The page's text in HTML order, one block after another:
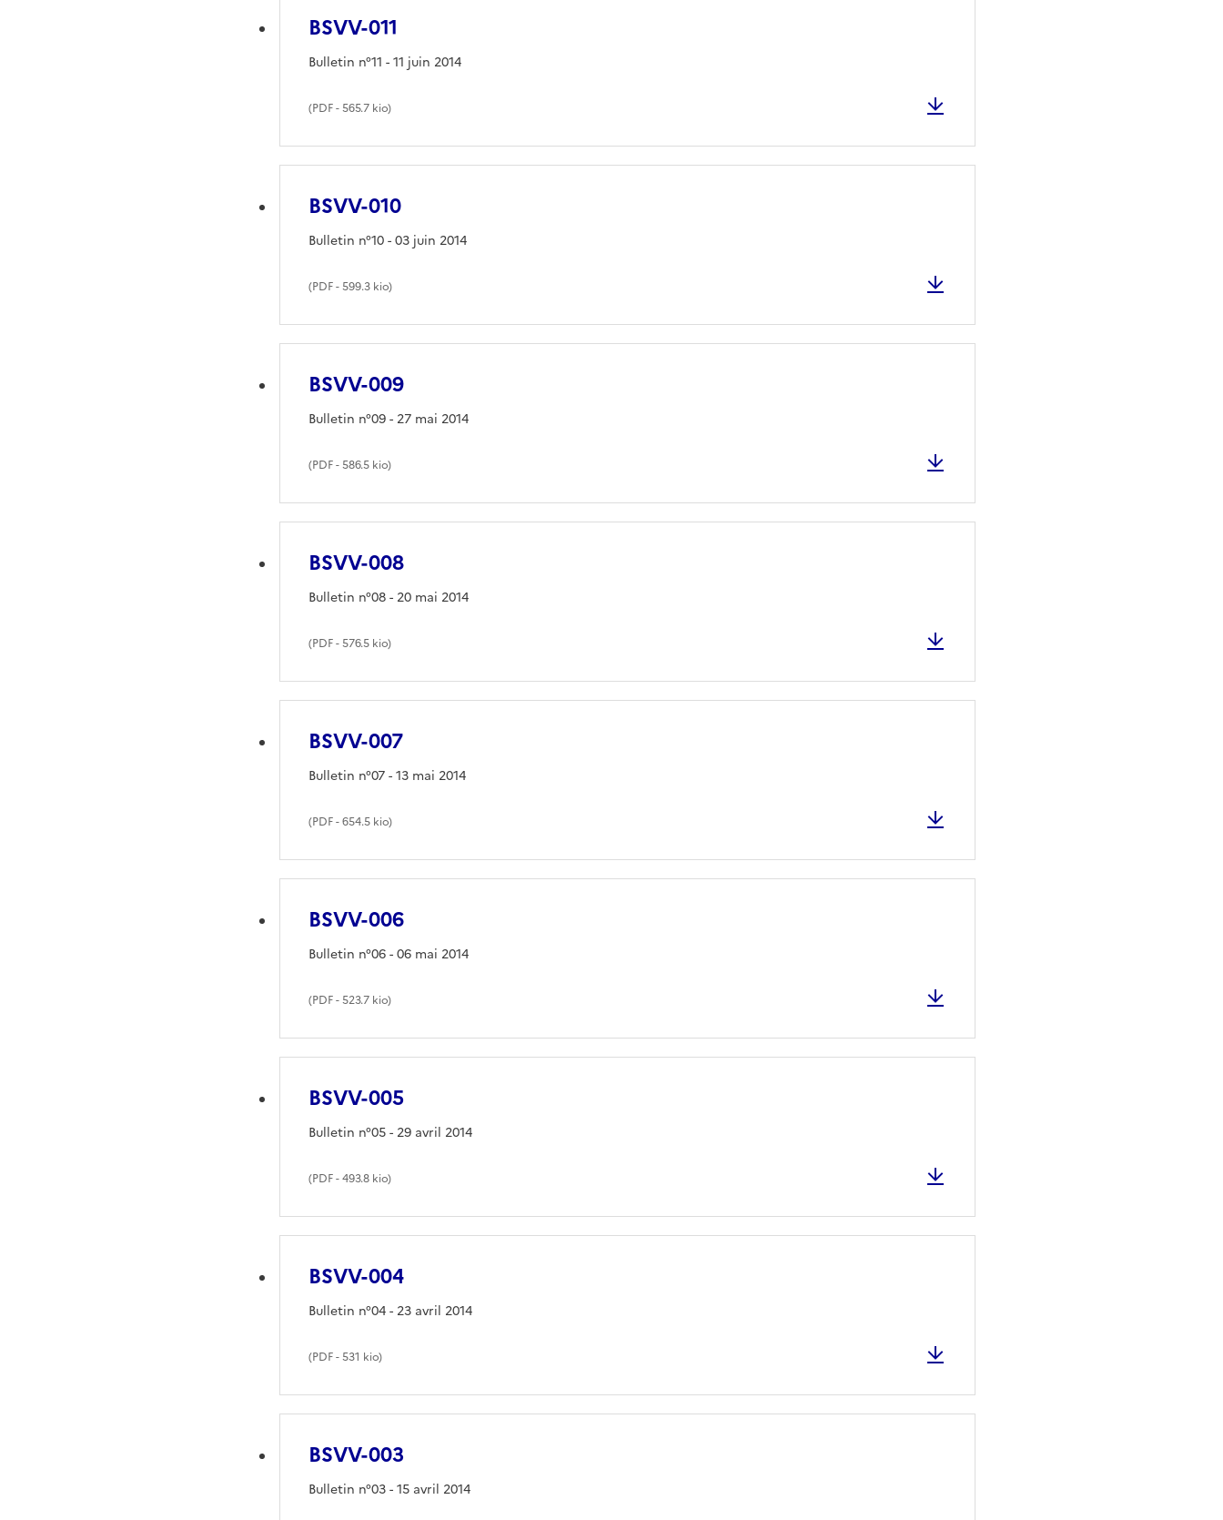
BSVV-011
(PDF- 565.7 kio)
Bulletin n°11 - 11 juin 2014
BSVV-010
(PDF- 599.3 kio)
Bulletin n°10 - 03 juin 2014
BSVV-009
(PDF- 586.5 kio)
Bulletin n°09 - 27 mai 2014
BSVV-008
(PDF- 576.5 kio)
Bulletin n°08 - 20 mai 2014
BSVV-007
(PDF- 654.5 kio)
Bulletin n°07 - 13 mai 2014
BSVV-006
(PDF- 523.7 kio)
Bulletin n°06 - 06 mai 2014
BSVV-005
(PDF- 493.8 kio)
Bulletin n°05 - 29 avril 2014
BSVV-004
(PDF- 531 kio)
Bulletin n°04 - 23 avril 2014
BSVV-003
Bulletin n°03 - 15 avril 2014